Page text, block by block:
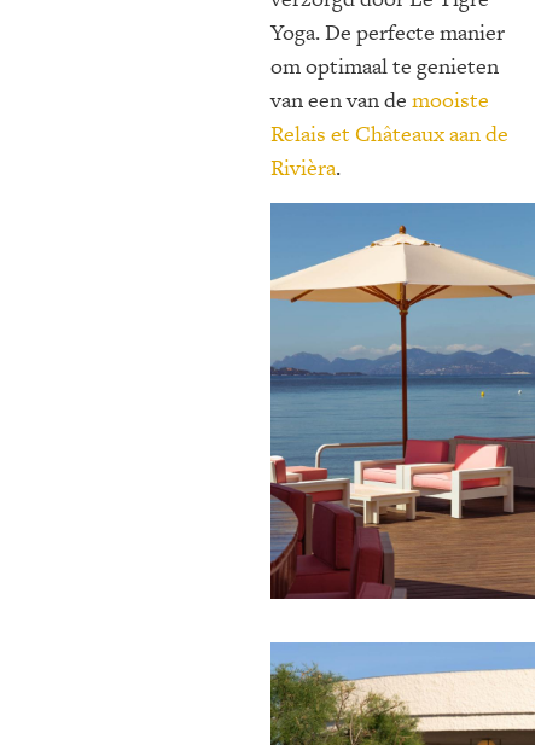
Yoga. De perfecte manier
om optimaal te genieten
van een van de mooiste
Relais et Châteaux aan de
Rivièra.